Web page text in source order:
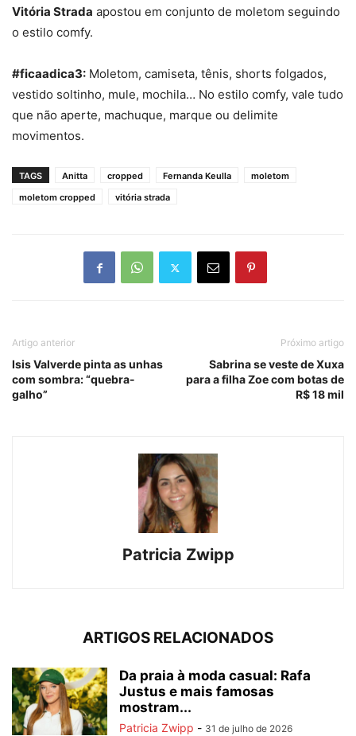
Vitória Strada apostou em conjunto de moletom seguindo
o estilo comfy.
#ficaadica3: Moletom, camiseta, tênis, shorts folgados,
vestido soltinho, mule, mochila… No estilo comfy, vale tudo
que não aperte, machuque, marque ou delimite
movimentos.
TAGS Anitta cropped Fernanda Keulla
moletom
moletom cropped
vitória strada
Artigo anterior
Isis Valverde pinta as unhas
com sombra: “quebra-
galho”
Próximo artigo
Sabrina se veste de Xuxa
para a filha Zoe com botas de
R$ 18 mil
Patricia Zwipp
ARTIGOS RELACIONADOS
Da praia à moda casual: Rafa
Justus e mais famosas
mostram...
Patricia Zwipp - 31 de julho de 2026